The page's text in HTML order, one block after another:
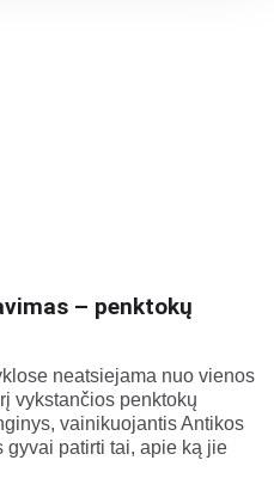
– penktokų
neatsiejama nuo vienos
vykstančios penktokų
vainikuojantis Antikos
patirti tai, apie ką jie